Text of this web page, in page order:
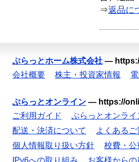
⇒返品に
ぷらっとホーム株式会社 —
会社概要
株主・投資家情報
ぷらっとオンライン — https://
ご利用ガイド
ぷらっとオンライ
配送・決済について
よくあるご
個人情報取り扱い方針
校費・
IPv6への取り組み
お客様からの